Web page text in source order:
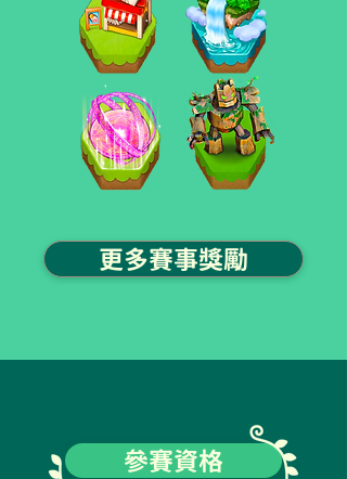
更多賽事獎勵
參賽資格